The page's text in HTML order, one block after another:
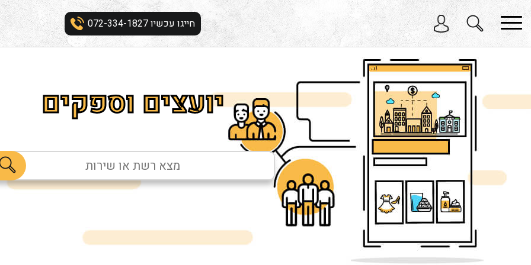
חייגו עכשיו 072-334-1827
בחר תתקטגוריה בחר מיקום
הכל
בדרום
בצפון
בירושלים
באילת
בחיפה
בתל אביב
יועצים וספקים